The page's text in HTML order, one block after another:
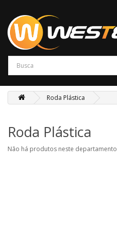
Roda Plástica
Roda Plástica
Não há produtos neste departamento